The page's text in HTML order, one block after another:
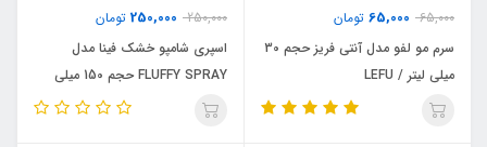
65,000
65,000 تومان
سرم مو لفو مدل آنتی فریز حجم 30
میلی لیتر / LEFU
250,000
250,000 تومان
اسپری شامپو خشک فینا مدل
FLUFFY SPRAY حجم 150 میلی
لیتر / PHAENNA